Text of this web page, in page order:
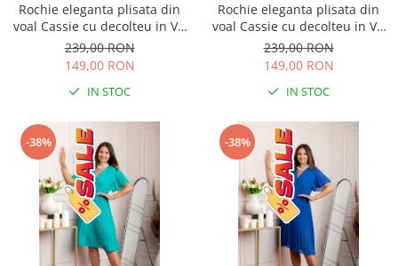
Rochie eleganta plisata din
voal Cassie cu decolteu in V -
Verde smarald
239,00 RON
149,00 RON
IN STOC
Rochie eleganta plisata din
voal Cassie cu decolteu in V -
Turcoaz
239,00 RON
149,00 RON
IN STOC
-38% -38%